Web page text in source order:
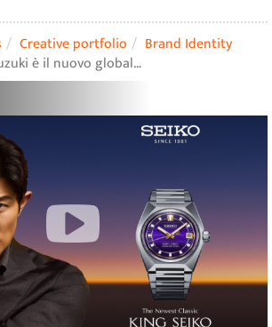
Creative portfolio
Brand Identity
è il nuovo global…